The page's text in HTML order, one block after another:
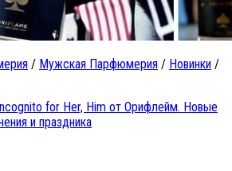
/ Мужская Парфюмерия / Новинки /
for Her, Him от Орифлейм. Новые
и праздника